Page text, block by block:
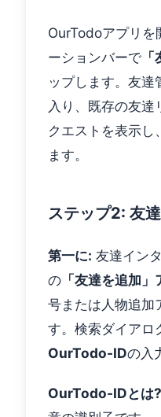
OurTodoアプリを
ーションバーで
ップします。友達
入り、既存の友達
クエストを表示し
ます。
ステップ2: 友
第一に: 友達イン
の 「友達を追加
号または人物追加
す。検索ダイアロ
OurTodo-IDの入
OurTodo-IDとは?